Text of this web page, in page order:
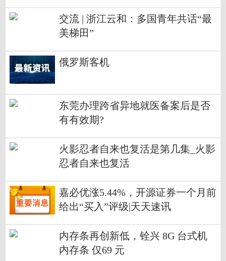
交流 | 浙江云和：多国青年共话“最
美梯田”
俄罗斯客机
东莞办理跨省异地就医备案后是否
有有效期?
火影忍者自来也复活是第几集_火影
忍者自来也复活
嘉必优涨5.44%，开源证券一个月前
给出“买入”评级|天天速讯
内存条再创新低，铨兴 8G 台式机
内存条 仅69 元